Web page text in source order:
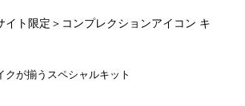
イト限定＞コンプレクションアイコン キ
クが揃うスペシャルキット